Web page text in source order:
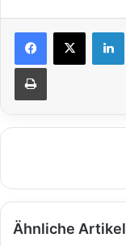
Ähnliche Artikel